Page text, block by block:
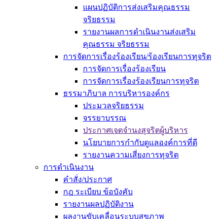
แผนปฏิบัติการส่งเสริมคุณธรรม
จริยธรรม
รายงานผลการดำเนินงานส่งเสริม
คุณธรรม จริยธรรม
การจัดการเรื่องร้องเรียน/ร้องเรียนการทุจริต
การจัดการเรื่องร้องเรียน
การจัดการเรื่องร้องเรียนการทุจริต
ธรรมาภิบาล การบริหารองค์กร
ประมวลจริยธรรม
จรรยาบรรณ
ประกาศเจตจำนงสุจริตผู้บริหาร
นโยบายการกำกับดูแลองค์การที่ดี
รายงานความเสี่ยงการทุจริต
การดำเนินงาน
คำสั่ง/ประกาศ
กฎ ระเบียบ ข้อบังคับ
รายงานผลปฏิบัติงาน
ผลงานขับเคลื่อนระบบสุขภาพ